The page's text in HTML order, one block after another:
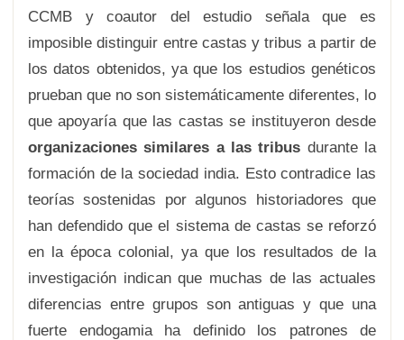
CCMB y coautor del estudio señala que es
imposible distinguir entre castas y tribus a partir de
los datos obtenidos, ya que los estudios genéticos
prueban que no son sistemáticamente diferentes, lo
que apoyaría que las castas se instituyeron desde
organizaciones similares a las tribus durante la
formación de la sociedad india. Esto contradice las
teorías sostenidas por algunos historiadores que
han defendido que el sistema de castas se reforzó
en la época colonial, ya que los resultados de la
investigación indican que muchas de las actuales
diferencias entre grupos son antiguas y que una
fuerte endogamia ha definido los patrones de